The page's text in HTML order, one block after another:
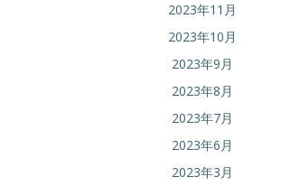
2023年11月
2023年10月
2023年9月
2023年8月
2023年7月
2023年6月
2023年3月